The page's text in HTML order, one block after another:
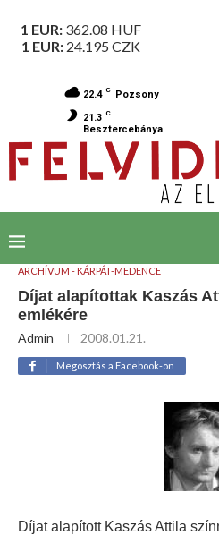
1 EUR: 362.08 HUF
1 EUR: 24.195 CZK
22.4 C Pozsony
21.3 C
Besztercebánya
ARCHÍVUM - KÁRPÁT-MEDENCE
Díjat alapítottak Kaszás
emlékére
Admin 2008.01.21.
Megosztás a Facebook-on
Díjat alapított Kaszás Attila